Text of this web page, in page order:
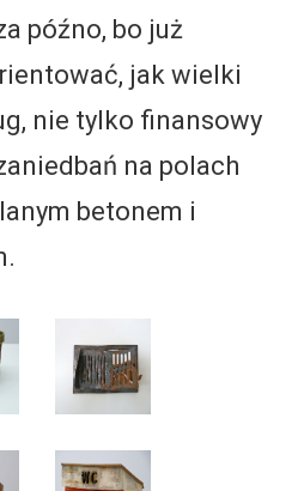
późno, bo już
jak wielki
nie tylko finansowy
na polach
betonem i